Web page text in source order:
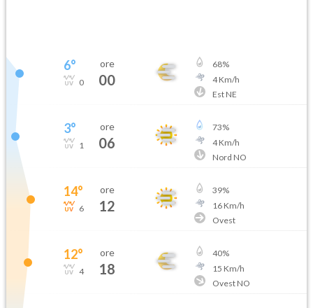
6°
0
ore
00
68%
4Km/h
Est NE
3°
1
ore
06
73%
4Km/h
Nord NO
14°
6
ore
12
39%
16Km/h
Ovest
12°
4
ore
18
40%
15 Km/h
Ovest NO